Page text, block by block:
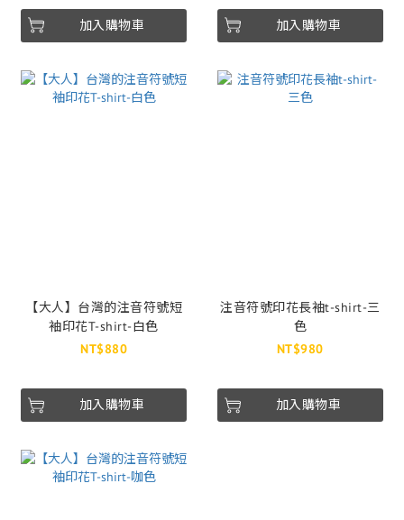
加入購物車 加入購物車
【大人】台灣的注音符號短
袖印花T-shirt-白色
NT$880
加入購物車
注音符號印花長袖t-shirt-三
色
NT$980
加入購物車